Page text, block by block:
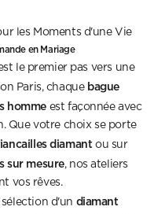
les Moments d'une Vie
en Mariage
le premier pas vers une
Paris, chaque bague
homme est façonnée avec
Que votre choix se porte
diamant ou sur
sur mesure, nos ateliers
vos rêves.
d'un diamant